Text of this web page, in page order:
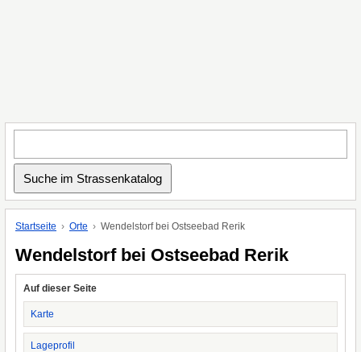
Startseite Orte Wendelstorf bei Ostseebad Rerik
Wendelstorf bei Ostseebad Rerik
Auf dieser Seite
Karte
Lageprofil